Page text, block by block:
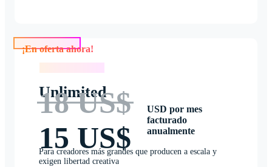
Unlimited
18 US$
15 US$
USD por mes
facturado
anualmente
Para creadores más grandes que producen a escala y
exigen libertad creativa